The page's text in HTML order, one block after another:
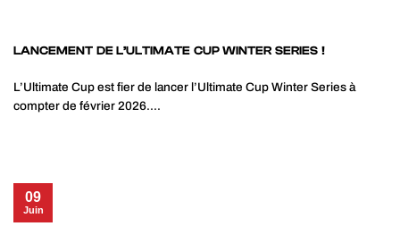
LANCEMENT DE L’ULTIMATE CUP WINTER SERIES !
L’Ultimate Cup est fier de lancer l’Ultimate Cup Winter Series à
compter de février 2026....
09
Juin